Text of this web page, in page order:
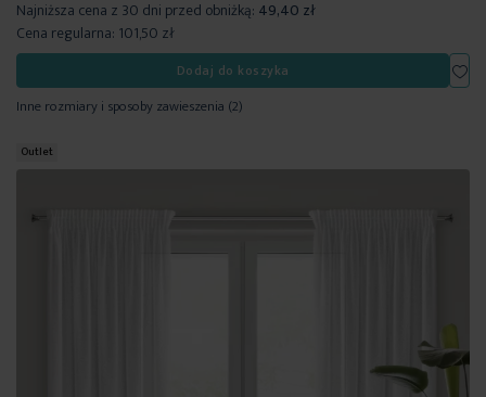
Najniższa cena z 30 dni przed obniżką: 49,40 zł
Cena regularna: 101,50 zł
Dodaj do koszyka
Inne rozmiary i sposoby zawieszenia (2)
Outlet